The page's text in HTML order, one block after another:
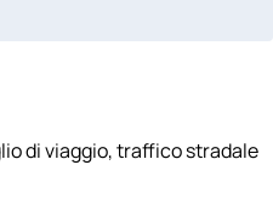
di viaggio, traffico stradale